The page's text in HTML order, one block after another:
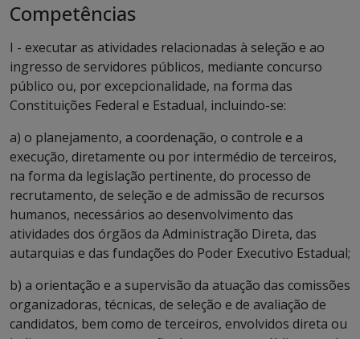
Competências
I - executar as atividades relacionadas à seleção e ao
ingresso de servidores públicos, mediante concurso
público ou, por excepcionalidade, na forma das
Constituições Federal e Estadual, incluindo-se:
a) o planejamento, a coordenação, o controle e a
execução, diretamente ou por intermédio de terceiros,
na forma da legislação pertinente, do processo de
recrutamento, de seleção e de admissão de recursos
humanos, necessários ao desenvolvimento das
atividades dos órgãos da Administração Direta, das
autarquias e das fundações do Poder Executivo Estadual;
b) a orientação e a supervisão da atuação das comissões
organizadoras, técnicas, de seleção e de avaliação de
candidatos, bem como de terceiros, envolvidos direta ou